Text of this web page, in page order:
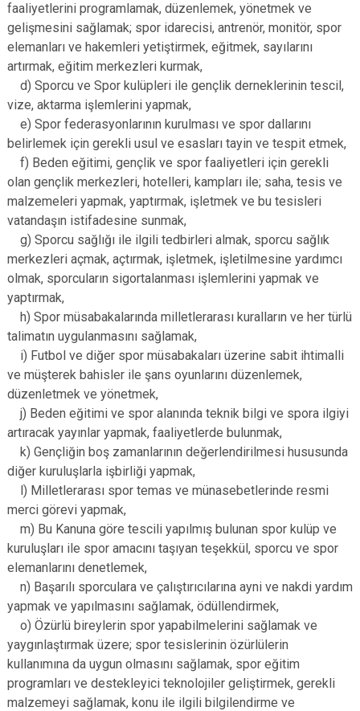
faaliyetlerini programlamak, düzenlemek, yönetmek ve
gelişmesini sağlamak; spor idarecisi, antrenör, monitör, spor
elemanları ve hakemleri yetiştirmek, eğitmek, sayılarını
artırmak, eğitim merkezleri kurmak,
d) Sporcu ve Spor kulüpleri ile gençlik derneklerinin tescil,
vize, aktarma işlemlerini yapmak,
e) Spor federasyonlarının kurulması ve spor dallarını
belirlemek için gerekli usul ve esasları tayin ve tespit etmek,
f) Beden eğitimi, gençlik ve spor faaliyetleri için gerekli
olan gençlik merkezleri, hotelleri, kampları ile; saha, tesis ve
malzemeleri yapmak, yaptırmak, işletmek ve bu tesisleri
vatandaşın istifadesine sunmak,
g) Sporcu sağlığı ile ilgili tedbirleri almak, sporcu sağlık
merkezleri açmak, açtırmak, işletmek, işletilmesine yardımcı
olmak, sporcuların sigortalanması işlemlerini yapmak ve
yaptırmak,
h) Spor müsabakalarında milletlerarası kuralların ve her türlü
talimatın uygulanmasını sağlamak,
i) Futbol ve diğer spor müsabakaları üzerine sabit ihtimalli
ve müşterek bahisler ile şans oyunlarını düzenlemek,
düzenletmek ve yönetmek,
j) Beden eğitimi ve spor alanında teknik bilgi ve spora ilgiyi
artıracak yayınlar yapmak, faaliyetlerde bulunmak,
k) Gençliğin boş zamanlarının değerlendirilmesi hususunda
diğer kuruluşlarla işbirliği yapmak,
l) Milletlerarası spor temas ve münasebetlerinde resmi
merci görevi yapmak,
m) Bu Kanuna göre tescili yapılmış bulunan spor kulüp ve
kuruluşları ile spor amacını taşıyan teşekkül, sporcu ve spor
elemanlarını denetlemek,
n) Başarılı sporculara ve çalıştırıcılarına ayni ve nakdi yardım
yapmak ve yapılmasını sağlamak, ödüllendirmek,
o) Özürlü bireylerin spor yapabilmelerini sağlamak ve
yaygınlaştırmak üzere; spor tesislerinin özürlülerin
kullanımına da uygun olmasını sağlamak, spor eğitim
programları ve destekleyici teknolojiler geliştirmek, gerekli
malzemeyi sağlamak, konu ile ilgili bilgilendirme ve